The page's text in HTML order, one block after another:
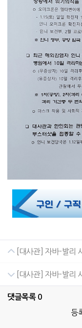
[대사관] 자바-발리
[대사관] 자바-발리
댓글목록 0
등